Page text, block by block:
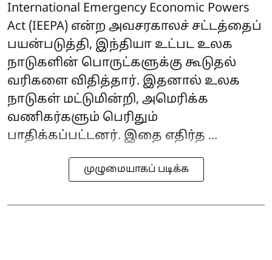
International Emergency Economic Powers
Act (IEEPA) என்ற அவசரகாலச் சட்டத்தைப்
பயன்படுத்தி, இந்தியா உட்பட உலக
நாடுகளின் பொருட்களுக்கு கூடுதல்
வரிகளை விதித்தார். இதனால் உலக
நாடுகள் மட்டுமின்றி, அமெரிக்க
வணிகர்களும் பெரிதும்
பாதிக்கப்பட்டனர். இதை எதிர்த ...
முழுமையாகப் படிக்க